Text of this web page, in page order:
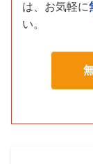
は、お気軽に
い。